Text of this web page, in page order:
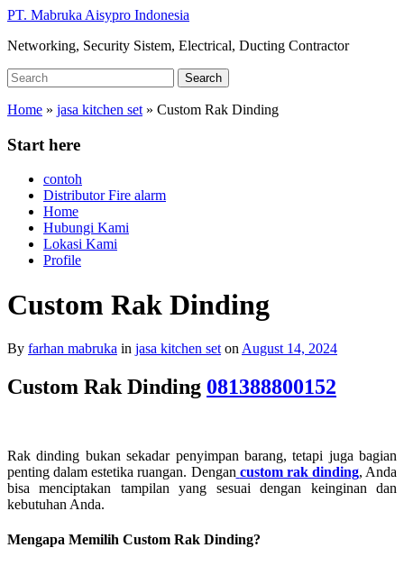
Skip
main
PT. Mabruka Aisypro Indonesia
Networking, Security Sistem, Electrical, Ducting Contractor
Search
for:
Search
Home » jasa kitchen set » Custom Rak Dinding
Start here
contoh
Distributor Fire alarm
Home
Hubungi Kami
Lokasi Kami
Profile
Custom Rak Dinding
By farhan mabruka in jasa kitchen set on August 14, 2024
Custom Rak Dinding 081388800152
Rak dinding bukan sekadar penyimpan barang, tetapi juga bagian
penting dalam estetika ruangan. Dengan custom rak dinding, Anda
bisa menciptakan tampilan yang sesuai dengan keinginan dan
kebutuhan Anda.
Mengapa Memilih Custom Rak Dinding?